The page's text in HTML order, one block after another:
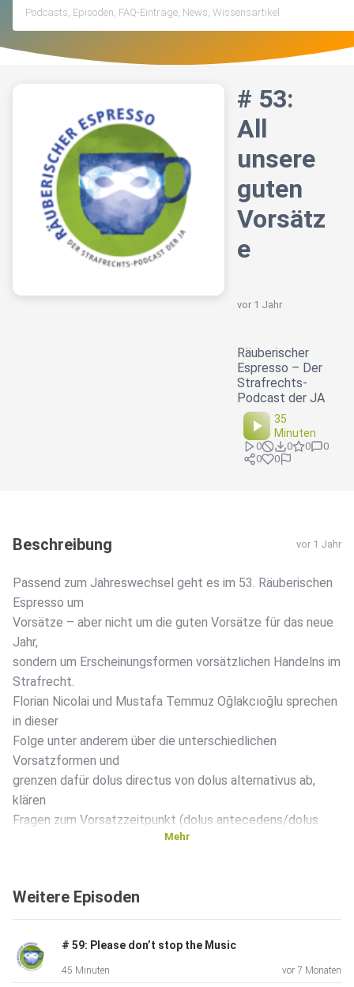
# 53:
All
unsere
guten
Vorsätz
e
vor 1 Jahr
Räuberischer
Espresso – Der
Strafrechts-
Podcast der JA
35
Minuten
0 0 0
0
0
0
Beschreibung vor 1 Jahr
Passend zum Jahreswechsel geht es im 53. Räuberischen
Espresso um
Vorsätze – aber nicht um die guten Vorsätze für das neue
Jahr,
sondern um Erscheinungsformen vorsätzlichen Handelns im
Strafrecht.
Florian Nicolai und Mustafa Temmuz Oğlakcıoğlu sprechen
in dieser
Folge unter anderem über die unterschiedlichen
Vorsatzformen und
grenzen dafür dolus directus von dolus alternativus ab,
klären
Fragen zum Vorsatzzeitpunkt (dolus antecedens/dolus
#dolus #2025 #jauchegrube Das gesamte Team des
Espresso und der JA wünscht allen Hörerinnen und Hörern
Frohe
Weihnachten und alles Gute für das neue Jahr. Schreibt uns
Mehr
Weitere Episoden
# 59: Please don’t stop the Music
45 Minuten vor 7 Monaten